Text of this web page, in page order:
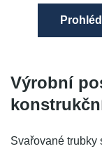
Výrobní
Svařované trubky